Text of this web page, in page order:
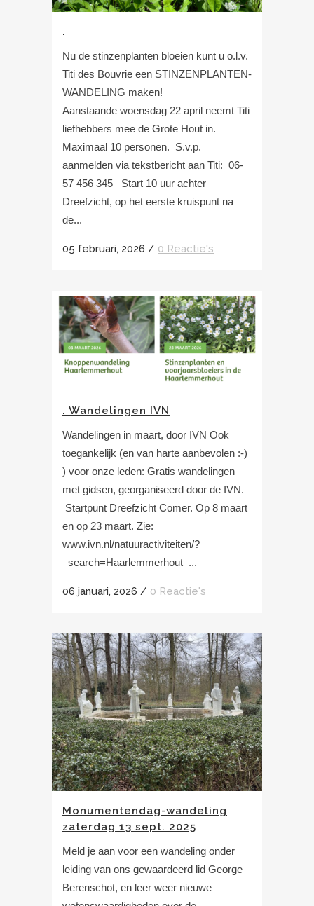
.
Nu de stinzenplanten bloeien kunt u o.l.v.
Titi des Bouvrie een STINZENPLANTEN-
WANDELING maken!
Aanstaande woensdag 22 april neemt Titi
liefhebbers mee de Grote Hout in.
Maximaal 10 personen. S.v.p.
aanmelden via tekstbericht aan Titi: 06-
57 456 345‬ Start 10 uur achter
Dreefzicht, op het eerste kruispunt na
de...
05 februari, 2026 / 0 Reactie's
. Wandelingen IVN
Wandelingen in maart, door IVN Ook
toegankelijk (en van harte aanbevolen :-)
) voor onze leden: Gratis wandelingen
met gidsen, georganiseerd door de IVN.
Startpunt Dreefzicht Comer. Op 8 maart
en op 23 maart. Zie:
www.ivn.nl/natuuractiviteiten/?
_search=Haarlemmerhout ...
06 januari, 2026 / 0 Reactie's
Monumentendag-wandeling
zaterdag 13 sept. 2025
Meld je aan voor een wandeling onder
leiding van ons gewaardeerd lid George
Berenschot, en leer weer nieuwe